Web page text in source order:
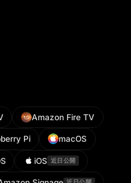
Amazon Fire TV
Pi macOS
iOS 近日公開